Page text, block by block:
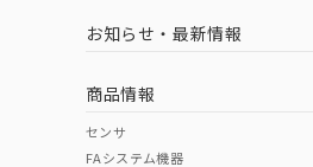
金属埋め込み
中国 RoHS 注意事項・凡例
中国 RoHS表
（イギリス
（ノルウェー
お知らせ・最新情報
商品情報
センサ
FAシステム機器